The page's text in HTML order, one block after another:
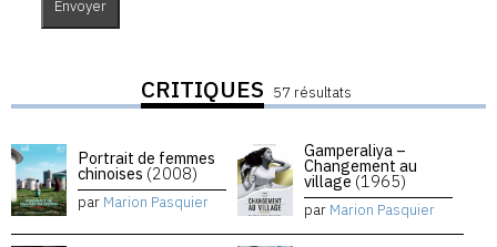
CRITIQUES 57 résultats
Portrait de femmes
chinoises (2008)
par Marion Pasquier
Gamperaliya –
Changement au
village (1965)
par Marion Pasquier